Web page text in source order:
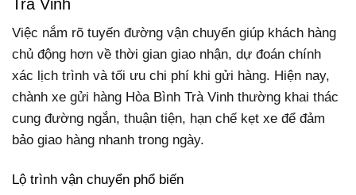
Trà Vinh
Việc nắm rõ tuyến đường vận chuyển giúp khách hàng
chủ động hơn về thời gian giao nhận, dự đoán chính
xác lịch trình và tối ưu chi phí khi gửi hàng. Hiện nay,
chành xe gửi hàng Hòa Bình Trà Vinh thường khai thác
cung đường ngắn, thuận tiện, hạn chế kẹt xe để đảm
bảo giao hàng nhanh trong ngày.
Lộ trình vận chuyển phổ biến